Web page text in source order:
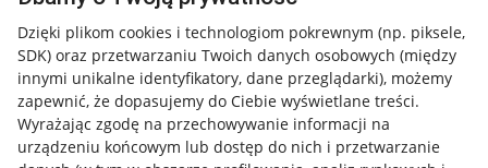
Dzięki plikom cookies i technologiom pokrewnym (np. piksele,
SDK) oraz przetwarzaniu Twoich danych osobowych (między
innymi unikalne identyfikatory, dane przeglądarki), możemy
zapewnić, że dopasujemy do Ciebie wyświetlane treści.
Wyrażając zgodę na przechowywanie informacji na
urządzeniu końcowym lub dostęp do nich i przetwarzanie